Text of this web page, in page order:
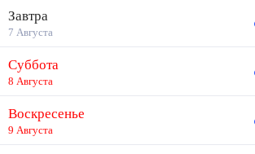
Завтра
7 Августа
Суббота
8 Августа
Воскресенье
9 Августа